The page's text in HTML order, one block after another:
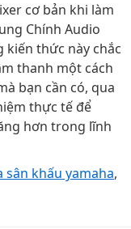
cơ bản khi làm
Chính Audio
kiến thức này chắc
thanh một cách
bạn cần có, qua
thực tế để
hơn trong lĩnh
sân khấu yamaha,